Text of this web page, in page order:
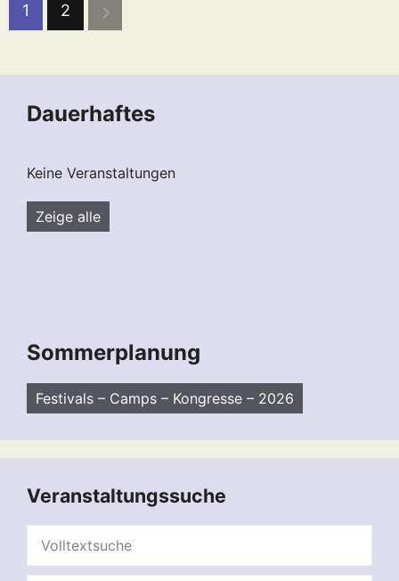
1 2
Dauerhaftes
Keine Veranstaltungen
Zeige alle
Sommerplanung
Festivals – Camps – Kongresse – 2026
Veranstaltungssuche